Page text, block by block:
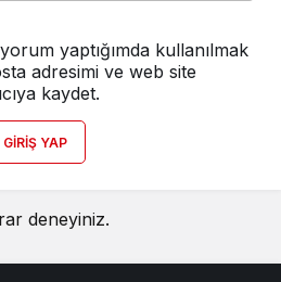
yaptığımda kullanılmak
adresimi ve web site
kaydet.
GIRIŞ YAP
deneyiniz.